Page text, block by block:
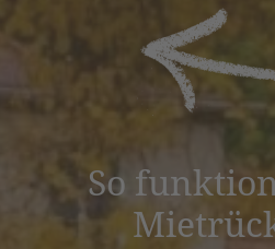
powered by
Management Platform
So